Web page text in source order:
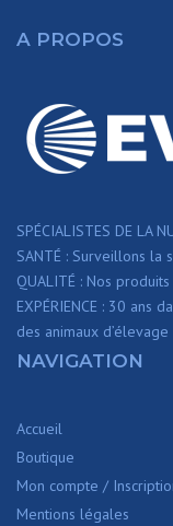
A PROPOS
SPÉCIALISTES DE LA
SANTÉ : Surveillons la
QUALITÉ : Nos
EXPÉRIENCE : 30 ans
des animaux d’élevage
NAVIGATION
Accueil
Boutique
Mon compte /
Mentions légales